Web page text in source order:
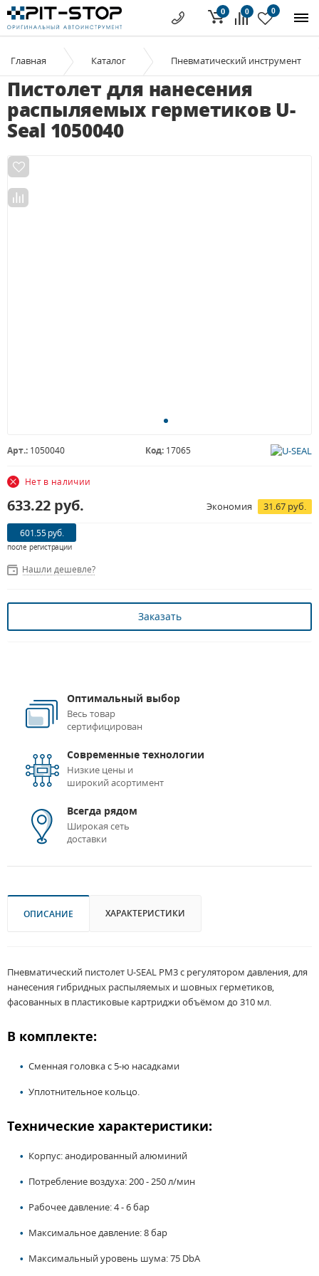
0 0
0
Главная Каталог Пневматический инструмент
Пистолет для нанесения
распыляемых герметиков U-
Seal 1050040
Арт.: 1050040 Код: 17065
Нет в наличии
633.22 руб. Экономия 31.67 руб.
601.55 руб.
после регистрации
Нашли дешевле?
Заказать
Оптимальный выбор
Весь товар
сертифицирован
Современные технологии
Низкие цены и
широкий асортимент
Всегда рядом
Широкая сеть
доставки
ОПИСАНИЕ ХАРАКТЕРИСТИКИ
Пневматический пистолет U-SEAL PM3 с регулятором давления, для
нанесения гибридных распыляемых и шовных герметиков,
фасованных в пластиковые картриджи объёмом до 310 мл.
В комплекте:
Сменная головка с 5-ю насадками
Уплотнительное кольцо.
Технические характеристики:
Корпус: анодированный алюминий
Потребление воздуха: 200 - 250 л/мин
Рабочее давление: 4 - 6 бар
Максимальное давление: 8 бар
Максимальный уровень шума: 75 DbA